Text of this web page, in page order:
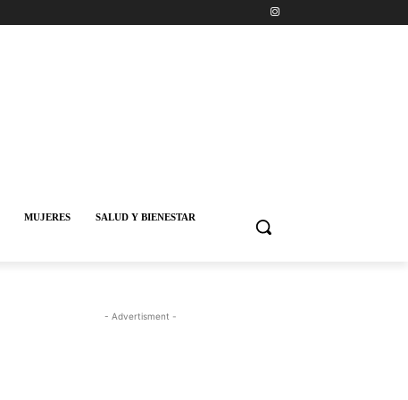
MUJERES
SALUD Y BIENESTAR
- Advertisment -